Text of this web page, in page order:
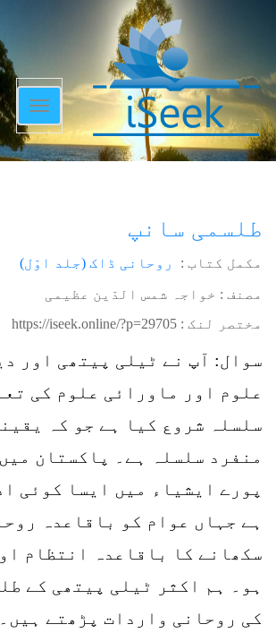
Toggle
طلسمی سانپ
مکمل کتاب : روحانی ڈاک (جلد اوّل)
مصنف : خواجہ شمس الدّین عظیمی
مختصر لنک : https://iseek.online/?p=29705
سوال: آپ نے ٹیلی پیتھی اور
علوم اور ماورائی علوم کی
سلسلہ شروع کیا ہے جو کہ
منفرد سلسلہ ہے۔ پاکستان
پورے ایشیاء میں ایسا کوئی
ہے جہاں عوام کو باقاعدہ
سکھانے کا باقاعدہ انتظام
ہو۔ ہم اکثر ٹیلی پیتھی کے
کی روحانی واردات پڑھتے